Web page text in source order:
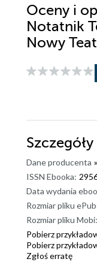
Oceny i
Notatnik
Nowy
Szczegóły
Dane producenta »
ISSN Ebooka:
Data wydania
Rozmiar pliku
Rozmiar pliku Mobi:
Pobierz
Pobierz
Zgłoś erratę